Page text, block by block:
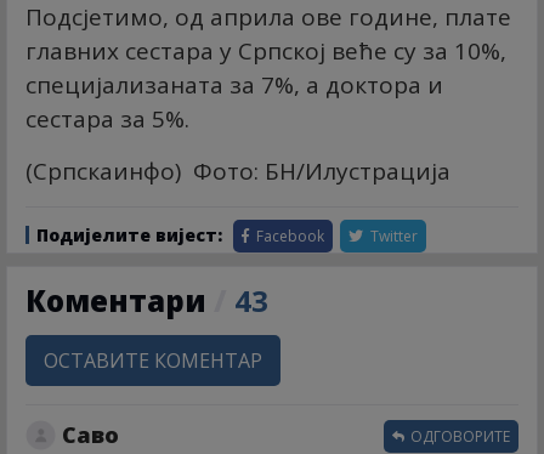
Подсјетимо, од априла ове године, плате
главних сестара у Српској веће су за 10%,
специјализаната за 7%, а доктора и
сестара за 5%.
(Српскаинфо) Фото: БН/Илустрација
Подијелите вијест: Facebook Twitter
Коментари 43
ОСТАВИТЕ КОМЕНТАР
Саво ОДГОВОРИТЕ